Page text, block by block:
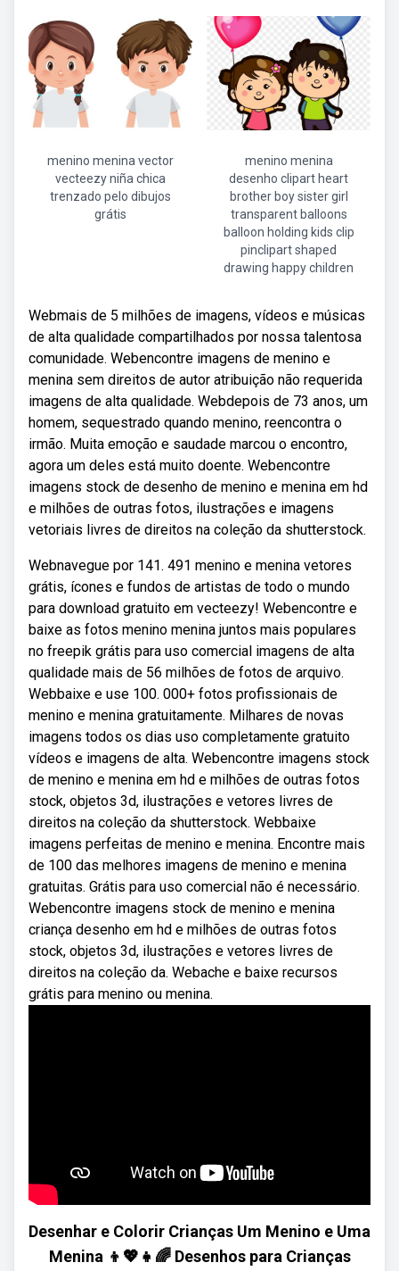
menino menina vector
vecteezy niña chica
trenzado pelo dibujos
grátis
menino menina
desenho clipart heart
brother boy sister girl
transparent balloons
balloon holding kids clip
pinclipart shaped
drawing happy children
Webmais de 5 milhões de imagens, vídeos e músicas
de alta qualidade compartilhados por nossa talentosa
comunidade. Webencontre imagens de menino e
menina sem direitos de autor atribuição não requerida
imagens de alta qualidade. Webdepois de 73 anos, um
homem, sequestrado quando menino, reencontra o
irmão. Muita emoção e saudade marcou o encontro,
agora um deles está muito doente. Webencontre
imagens stock de desenho de menino e menina em hd
e milhões de outras fotos, ilustrações e imagens
vetoriais livres de direitos na coleção da shutterstock.
Webnavegue por 141. 491 menino e menina vetores
grátis, ícones e fundos de artistas de todo o mundo
para download gratuito em vecteezy! Webencontre e
baixe as fotos menino menina juntos mais populares
no freepik grátis para uso comercial imagens de alta
qualidade mais de 56 milhões de fotos de arquivo.
Webbaixe e use 100. 000+ fotos profissionais de
menino e menina gratuitamente. Milhares de novas
imagens todos os dias uso completamente gratuito
vídeos e imagens de alta. Webencontre imagens stock
de menino e menina em hd e milhões de outras fotos
stock, objetos 3d, ilustrações e vetores livres de
direitos na coleção da shutterstock. Webbaixe
imagens perfeitas de menino e menina. Encontre mais
de 100 das melhores imagens de menino e menina
gratuitas. Grátis para uso comercial não é necessário.
Webencontre imagens stock de menino e menina
criança desenho em hd e milhões de outras fotos
stock, objetos 3d, ilustrações e vetores livres de
direitos na coleção da. Webache e baixe recursos
grátis para menino ou menina.
Desenhar e Colorir Crianças Um Menino e Uma
Menina 👦💖👧🌈 Desenhos para Crianças